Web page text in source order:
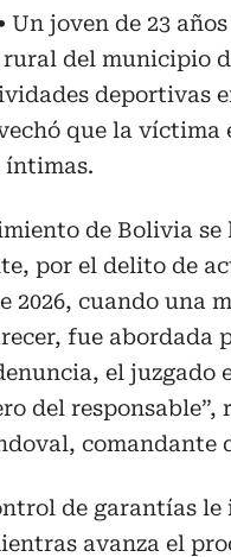
Un joven de 23
rural del municipio
deportivas
que la
íntimas.
de Bolivia
por el delito de
2026, cuando
fue abordada
el
del
comandante
de garantías
avanza el